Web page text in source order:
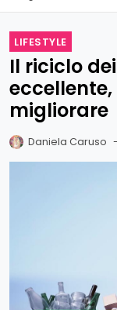
LIFESTYLE
Il riciclo
migliorare
Daniela Caruso -